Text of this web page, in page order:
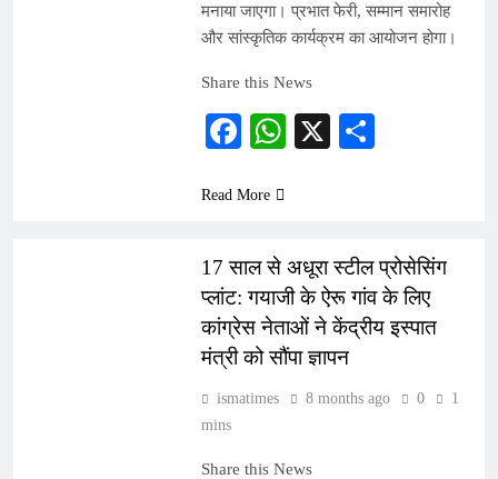
मनाया जाएगा। प्रभात फेरी, सम्मान समारोह
और सांस्कृतिक कार्यक्रम का आयोजन होगा।
Share this News
Facebook
WhatsApp
X
Read More
17 साल से अधूरा स्टील प्रोसेसिंग
प्लांट: गयाजी के ऐरू गांव के लिए
कांग्रेस नेताओं ने केंद्रीय इस्पात
मंत्री को सौंपा ज्ञापन
ismatimes 8 months ago 0
1
mins
Share this News